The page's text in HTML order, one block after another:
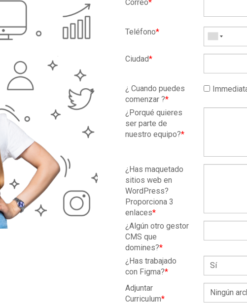
Correo*
Teléfono*
Ciudad*
¿ Cuando puedes
comenzar ?*
¿Porqué quieres
ser parte de
nuestro equipo?*
¿Has maquetado
sitios web en
WordPress?
Proporciona 3
enlaces*
¿Algún otro gestor
CMS que
domines?*
¿Has trabajado
con Figma?*
Adjuntar
Curriculum*
Ningún